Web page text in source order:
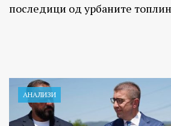
последици од урбаните
АНАЛИЗИ